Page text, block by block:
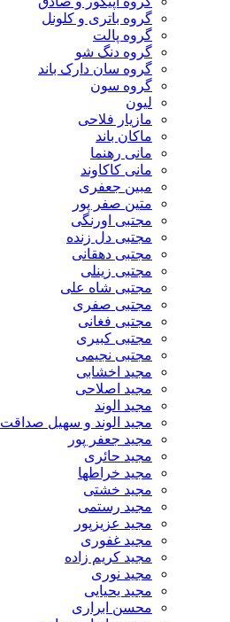
گروه باتری و کلونل
گروه پالت
گروه دنگ شو
گروه سان دارک باند
گروه سون
لیون
مازیار فلاحی
ماکان باند
مانی رهنما
مانی کاکاوند
مبین جعفری
متین صفر پور
مجتبی اورنگی
مجتبی دل زنده
مجتبی دهقانی
مجتبی زینلی
مجتبی شاه علی
مجتبی صفری
مجتبی فغانی
مجتبی کبیری
مجتبی نجیمی
مجید اخشابی
مجید اصلاحی
مجید الوند‎
مجید الوند و سهیل صداقت
مجید جعفر پور
مجید حائری
مجید خراطها
مجید خشتی
مجید رستمی
مجید عزیزپور
مجید غفوری
مجید کریم زاده
مجید نوری
مجید یحیایی
محسن ابراری